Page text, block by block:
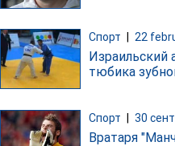
Спорт 22
Израильский
тюбика
Спорт | 30
Вратаря